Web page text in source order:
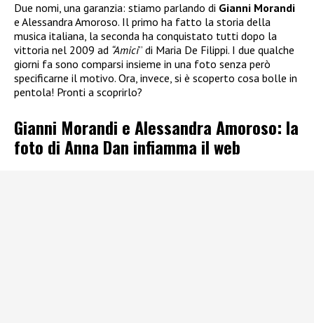
Due nomi, una garanzia: stiamo parlando di Gianni Morandi
e Alessandra Amoroso. Il primo ha fatto la storia della
musica italiana, la seconda ha conquistato tutti dopo la
vittoria nel 2009 ad “Amici” di Maria De Filippi. I due qualche
giorni fa sono comparsi insieme in una foto senza però
specificarne il motivo. Ora, invece, si è scoperto cosa bolle in
pentola! Pronti a scoprirlo?
Gianni Morandi e Alessandra Amoroso: la
foto di Anna Dan infiamma il web